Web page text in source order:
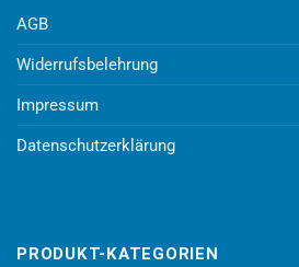
AGB
Widerrufsbelehrung
Impressum
Datenschutzerklärung
PRODUKT-KATEGORIEN